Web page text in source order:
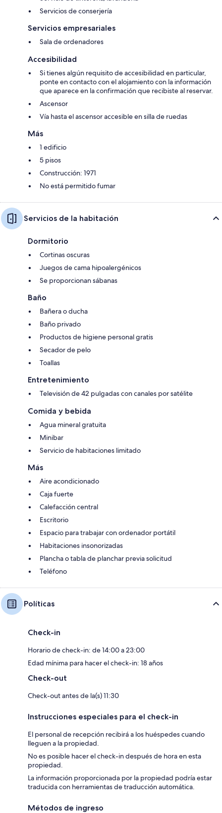
Servicios de conserjería
Servicios empresariales
Sala de ordenadores
Accesibilidad
Si tienes algún requisito de accesibilidad en particular,
ponte en contacto con el alojamiento con la información
que aparece en la confirmación que recibiste al reservar.
Ascensor
Vía hasta el ascensor accesible en silla de ruedas
Más
1 edificio
5 pisos
Construcción: 1971
No está permitido fumar
Servicios de la habitación
Dormitorio
Cortinas oscuras
Juegos de cama hipoalergénicos
Se proporcionan sábanas
Baño
Bañera o ducha
Baño privado
Productos de higiene personal gratis
Secador de pelo
Toallas
Entretenimiento
Televisión de 42 pulgadas con canales por satélite
Comida y bebida
Agua mineral gratuita
Minibar
Servicio de habitaciones limitado
Más
Aire acondicionado
Caja fuerte
Calefacción central
Escritorio
Espacio para trabajar con ordenador portátil
Habitaciones insonorizadas
Plancha o tabla de planchar previa solicitud
Teléfono
Políticas
Check-in
Horario de check-in: de 14:00 a 23:00
Edad mínima para hacer el check-in: 18 años
Check-out
Check-out antes de la(s) 11:30
Instrucciones especiales para el check-in
El personal de recepción recibirá a los huéspedes cuando
lleguen a la propiedad.
No es posible hacer el check-in después de hora en esta
propiedad.
La información proporcionada por la propiedad podría estar
traducida con herramientas de traducción automática.
Métodos de ingreso